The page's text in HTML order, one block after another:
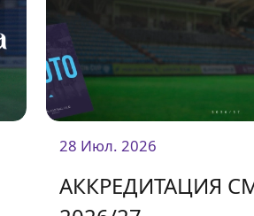
28 Июл. 2026
АККРЕДИТАЦИЯ